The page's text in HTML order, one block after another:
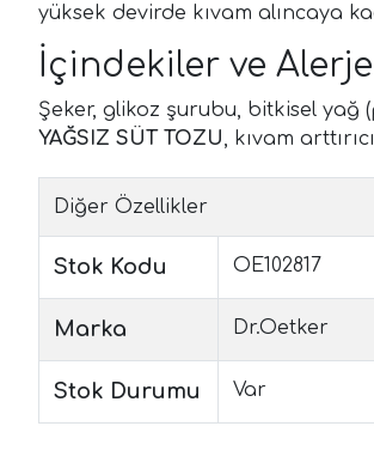
yüksek devirde kıvam alıncaya
İçindekiler ve
Şeker, glikoz şurubu, bitkisel yağ
YAĞSIZ SÜT TOZU, kıvam
Diğer Özellikler
Stok Kodu OE102817
Marka Dr.Oetker
Stok Durumu Var